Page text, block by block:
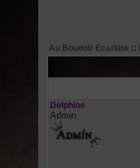
Au Boudoir Écarlate ::
Delphine
Admin